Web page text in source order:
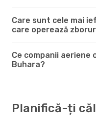
Care sunt cele mai
care operează
Ce companii aeriene
Buhara?
Planifică-ți